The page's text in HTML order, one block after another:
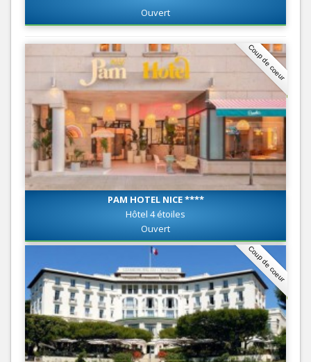
Ouvert
Coup de coeur
PAM HOTEL NICE ****
Hôtel 4 étoiles
Ouvert
Coup de coeur